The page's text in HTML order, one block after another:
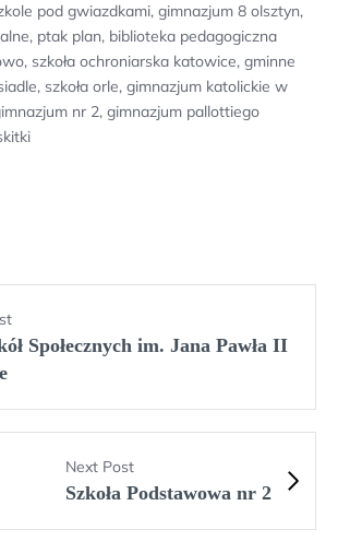
pod gwiazdkami, gimnazjum 8 olsztyn,
ptak plan, biblioteka pedagogiczna
szkoła ochroniarska katowice, gminne
szkoła orle, gimnazjum katolickie w
nr 2, gimnazjum pallottiego
Społecznych im. Jana Pawła II
Next Post
Szkoła Podstawowa nr 2